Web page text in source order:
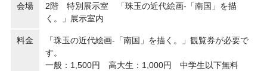
会場
2階 特別展示室 「珠玉の近代絵画-「南国」を描
く。」展示室内
料金
「珠玉の近代絵画-「南国」を描く。」観覧券が必要で
す。
一般：1,500円 高大生：1,000円 中学生以下無料